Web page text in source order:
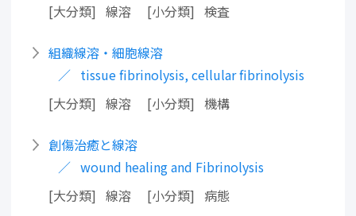
大分類
線溶 小分類 検査
組織線溶・細胞線溶
tissue fibrinolysis, cellular fibrinolysis
大分類
線溶 小分類 機構
創傷治癒と線溶
wound healing and Fibrinolysis
大分類
線溶 小分類 病態